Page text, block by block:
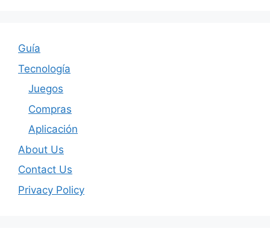
Guía
Tecnología
Juegos
Compras
Aplicación
About Us
Contact Us
Privacy Policy